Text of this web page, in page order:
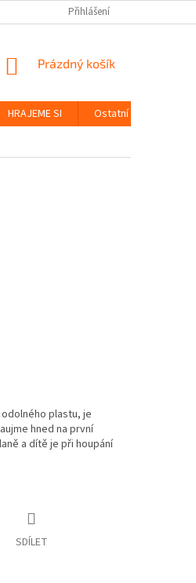
ZÁSADY OCHRANY
Přihlášení
NÁKUPNÍ
Prázdný košík
HRAJEME SI Ostatní
plastu, je
hned na první
a dítě je při houpání
SDÍLET